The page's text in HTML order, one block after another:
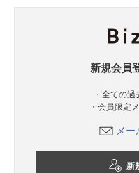
新規会員
・全ての
・会員限定
メ
新